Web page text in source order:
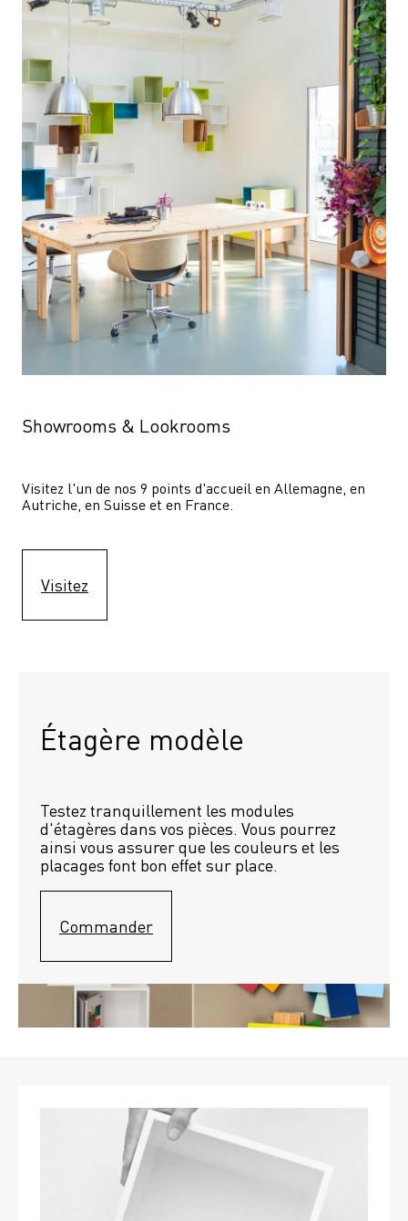
Showrooms & Lookrooms
Visitez l'un de nos 9 points d'accueil en Allemagne, en
Autriche, en Suisse et en France.
Visitez
Étagère modèle
Testez tranquillement les modules
d'étagères dans vos pièces. Vous pourrez
ainsi vous assurer que les couleurs et les
placages font bon effet sur place.
Commander